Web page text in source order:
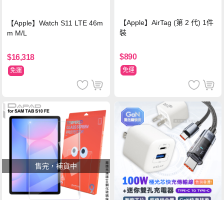
【Apple】Watch S11 LTE 46m
m M/L
$16,318
免運
【Apple】AirTag (第 2 代) 1件
裝
$890
免運
售完，補貨中